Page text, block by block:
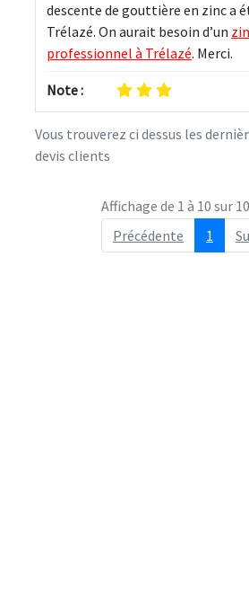
Vous trouverez ci dessus les
devis clients
descente de gouttière en zinc a
Trélazé. On aurait besoin d’un
professionnel à Trélazé. Merci.
Note :
Affichage de 1 à 10 sur
Précédente
1